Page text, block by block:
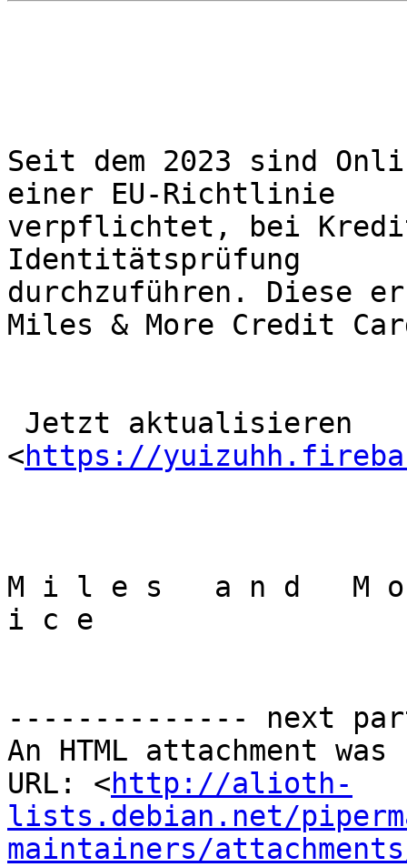
Seit dem 2023 sind
einer EU-Richtlinie
verpflichtet, bei
Identitätsprüfung
durchzuführen. Diese
Miles & More Credit
<https://
M i l e s   a n d   M
i c e
-------------- next
An HTML attachment
URL: <http://alioth-
lists.debian.net/
maintainers/